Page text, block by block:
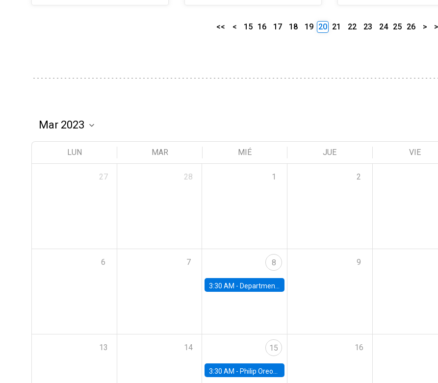
<< < 15 16 17 18 19 20 21 22 23 24 25 26 >
LUN MAR MIÉ JUE VIE
27 28 1 2
6 7 8
3:30 AM - Department Seminar: James Robinson
9
13 14 15
3:30 AM - Philip Oreopolous, University of Toronto
16